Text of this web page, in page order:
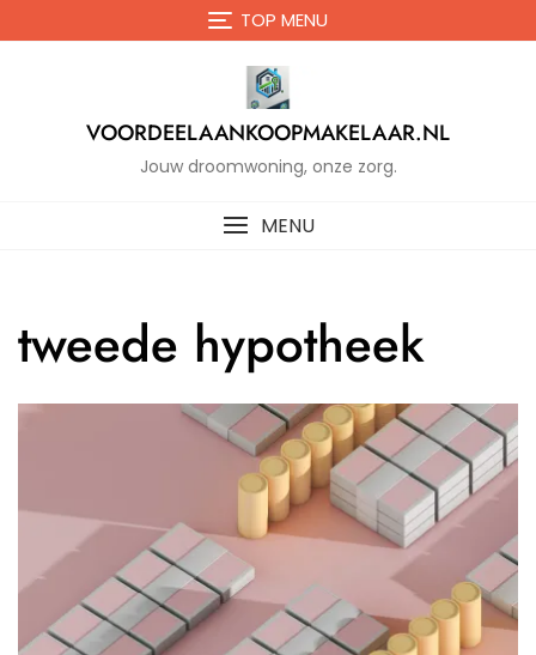
de
TOP MENU
VOORDEELAANKOOPMAKELAAR.NL
Jouw droomwoning, onze zorg.
MENU
tweede hypotheek